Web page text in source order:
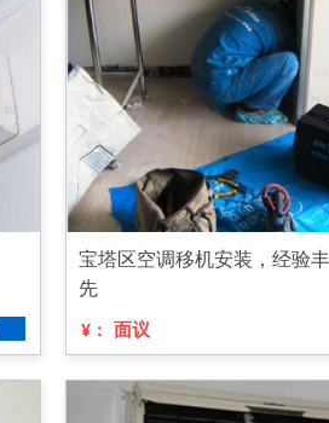
宝塔区空调移机安装，经验
先
¥： 面议